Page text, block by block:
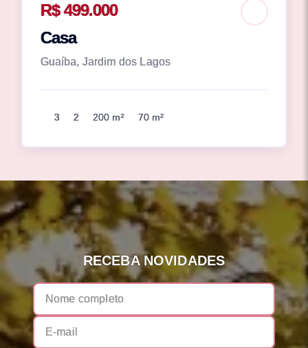
R$ 499.000
Casa
Guaíba, Jardim dos Lagos
3 2 200 m² 70 m²
RECEBA NOVIDADES